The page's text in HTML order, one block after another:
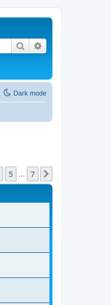
Szukaj
Dark mode
5 7